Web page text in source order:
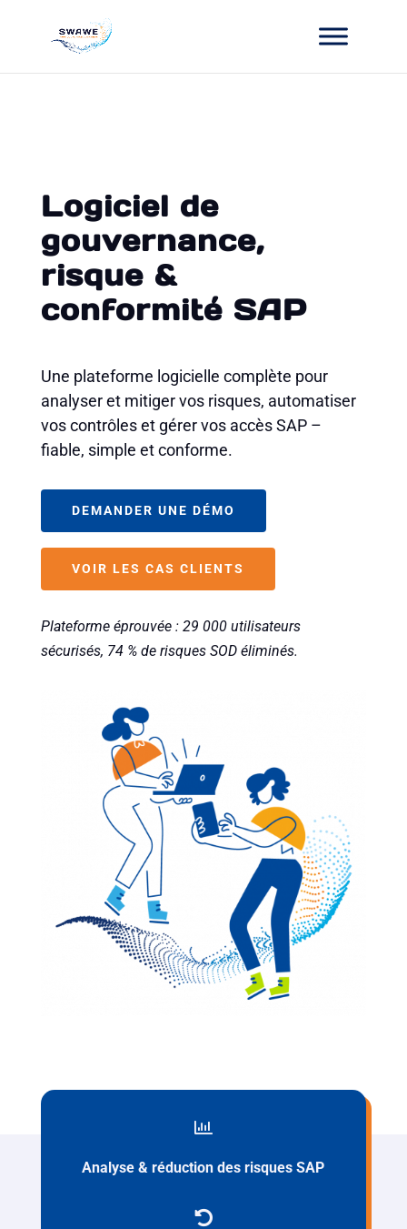
Logiciel de
gouvernance,
risque &
conformité SAP
Une plateforme logicielle complète pour
analyser et mitiger vos risques, automatiser
vos contrôles et gérer vos accès SAP –
fiable, simple et conforme.
DEMANDER UNE DÉMO
VOIR LES CAS CLIENTS
Plateforme éprouvée : 29 000 utilisateurs
sécurisés, 74 % de risques SOD éliminés.

Analyse & réduction des risques SAP
